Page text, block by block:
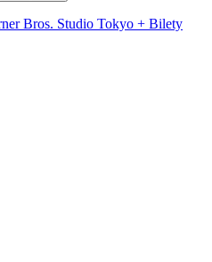
Bros. Studio Tokyo + Bilety